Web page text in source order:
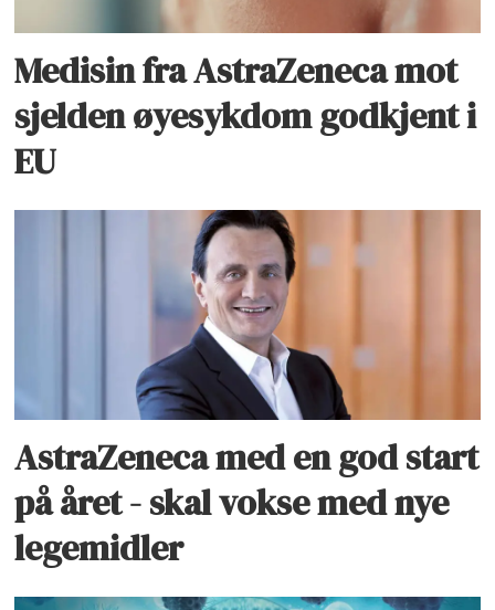
Medisin fra AstraZeneca mot
sjelden øyesykdom godkjent i
EU
AstraZeneca med en god start
på året - skal vokse med nye
legemidler